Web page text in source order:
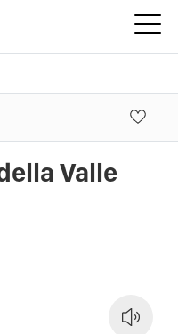
Valle